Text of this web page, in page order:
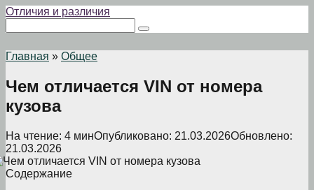
Перейти
контенту
Отличия и различия
Главная » Общее
Чем отличается VIN от номера
кузова
На чтение: 4 минОпубликовано: 21.03.2026Обновлено:
21.03.2026
Содержание